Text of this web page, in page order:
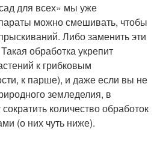
для всех» мы уже
можно смешивать, чтобы
Либо заменить эти
обработка укрепит
к грибковым
к парше), и даже если вы не
земледелия, в
количество обработок
(о них чуть ниже).